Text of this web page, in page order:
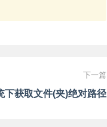
下一篇
下获取文件(夹)绝对路径